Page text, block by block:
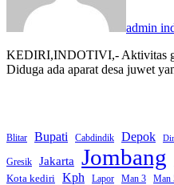
admin
KEDIRI,INDOTIVI,- Aktivitas galian C jenis sedotan pasir dan
Diduga ada aparat desa juwet
Blitar Bupati Cabdindik Depok
Gresik Jakarta Jombang
Kota kediri Kph Lapor Man 3 Man